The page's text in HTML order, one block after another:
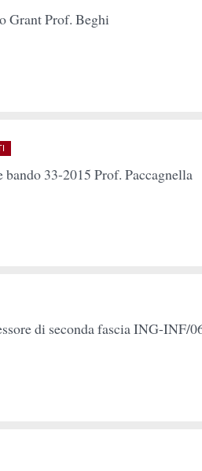
Grant Prof. Beghi
33-2015 Prof. Paccagnella
di seconda fascia ING-INF/